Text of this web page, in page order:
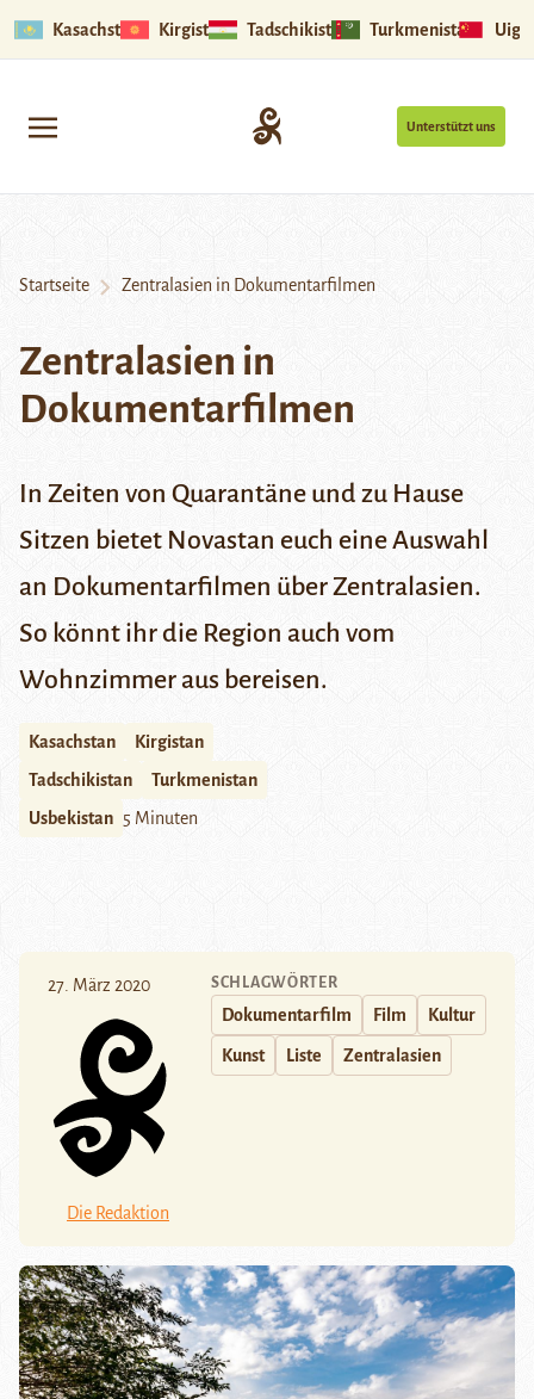
Kasachstan Kirgistan Tadschikistan Turkmenistan
Unterstützt uns
Startseite Zentralasien in Dokumentarfilmen
Zentralasien in
Dokumentarfilmen
In Zeiten von Quarantäne und zu Hause
Sitzen bietet Novastan euch eine Auswahl
an Dokumentarfilmen über Zentralasien.
So könnt ihr die Region auch vom
Wohnzimmer aus bereisen.
Kasachstan
Kirgistan
Tadschikistan
Turkmenistan
Usbekistan 5 Minuten
27. März 2020
Die Redaktion
SCHLAGWÖRTER
Dokumentarfilm Film Kultur
Kunst Liste Zentralasien